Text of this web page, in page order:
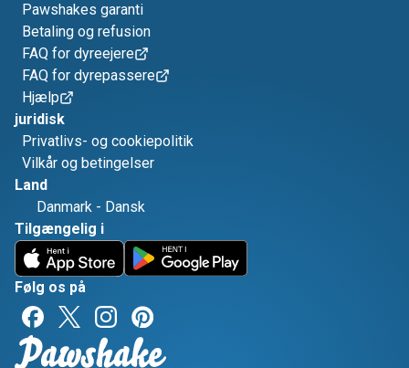
Pawshakes garanti
Betaling og refusion
FAQ for dyreejere
FAQ for dyrepassere
Hjælp
juridisk
Privatlivs- og cookiepolitik
Vilkår og betingelser
Land
Danmark - Dansk
Tilgængelig i
Følg os på